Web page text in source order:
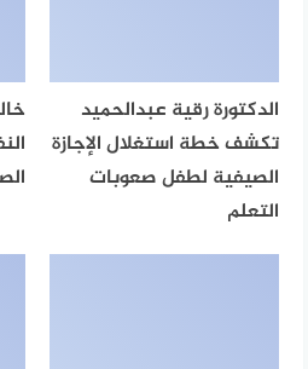
الدكتورة رقية عبدالحميد
تكشف خطة استغلال الإجازة
الصيفية لطفل صعوبات
التعلم